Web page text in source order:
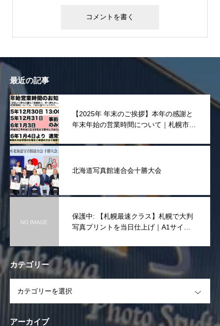
最近の記事
【2025年 年末のご挨拶】本年の感謝と
年末年始の営業時間について｜札幌市東
北海道写真館連合会十勝大会
保護中: 【札幌最速クラス】札幌で大判
写真プリントを当日仕上げ｜A1サイズ
カテゴリー
アーカイブ